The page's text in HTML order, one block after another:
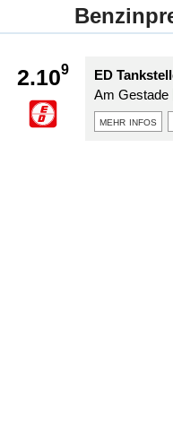
2.109
ED
Am Gestade
mehr infos